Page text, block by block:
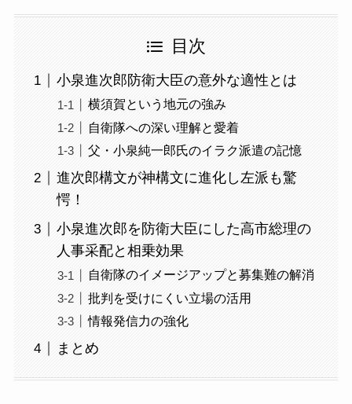
目次
小泉進次郎防衛大臣の意外な適性とは
横須賀という地元の強み
自衛隊への深い理解と愛着
父・小泉純一郎氏のイラク派遣の記憶
進次郎構文が神構文に進化し左派も驚
愕！
小泉進次郎を防衛大臣にした高市総理の
人事采配と相乗効果
自衛隊のイメージアップと募集難の解消
批判を受けにくい立場の活用
情報発信力の強化
まとめ